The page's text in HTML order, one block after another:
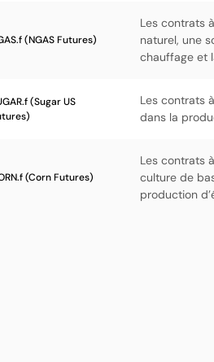
(NGAS Futures)
Les contrats
naturel, une
chauffage et
(Sugar US
Les contrats
dans la
(Corn Futures)
Les contrats
culture de
production